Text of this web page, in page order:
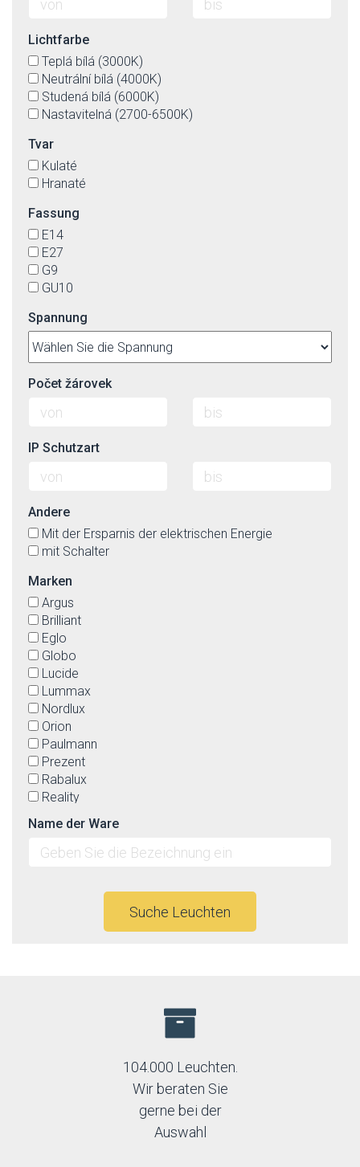
Lichtfarbe
Teplá bílá (3000K)
Neutrální bílá (4000K)
Studená bílá (6000K)
Nastavitelná (2700-6500K)
Tvar
Kulaté
Hranaté
Fassung
E14
E27
G9
GU10
Spannung
Počet žárovek
IP Schutzart
Andere
Mit der Ersparnis der elektrischen Energie
mit Schalter
Marken
Argus
Brilliant
Eglo
Globo
Lucide
Lummax
Nordlux
Orion
Paulmann
Prezent
Rabalux
Reality
Rendl
TK Lighting
Top-light
Name der Ware
Suche Leuchten
104.000 Leuchten.
Wir beraten Sie
gerne bei der
Auswahl